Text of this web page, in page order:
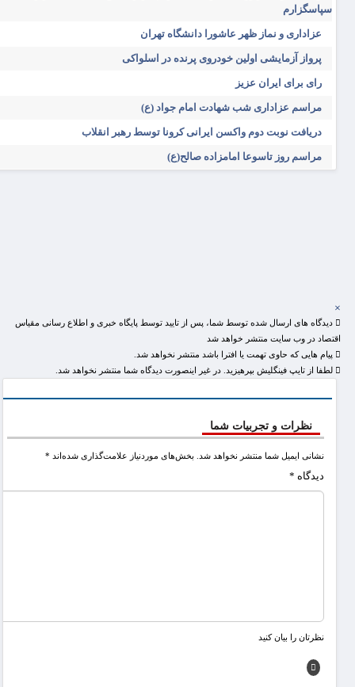
سپاسگزارم
عزاداری و نماز ظهر عاشورا دانشگاه تهران
پرواز آزمایشی اولین خودروی پرنده در اسلواکی
رای برای ایران عزیز
مراسم عزاداری شب شهادت امام جواد (ع)
دریافت نوبت دوم واکسن ایرانی کرونا توسط رهبر انقلاب
مراسم روز تاسوعا امامزاده صالح(ع)
×
دیدگاه های ارسال شده توسط شما، پس از تایید توسط پایگاه خبری و اطلاع رسانی مقیاس
اقتصاد در وب سایت منتشر خواهد شد
پیام هایی که حاوی تهمت یا افترا باشد منتشر نخواهد شد.
لطفا از تایپ فینگلیش بپرهیزید. در غیر اینصورت دیدگاه شما منتشر نخواهد شد.
نظرات و تجربیات شما
نشانی ایمیل شما منتشر نخواهد شد. بخش‌های موردنیاز علامت‌گذاری شده‌اند *
دیدگاه *
نظرتان را بیان کنید